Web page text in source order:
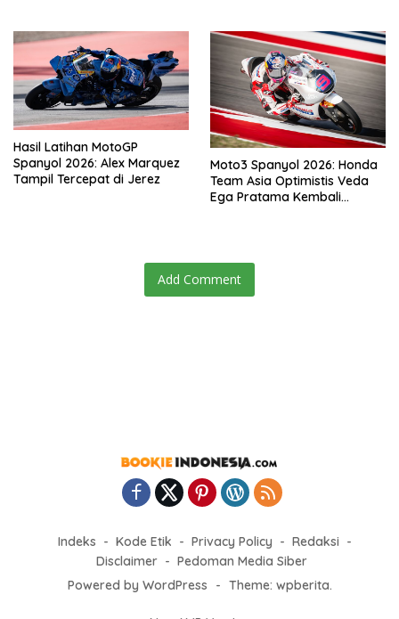
Hasil Latihan MotoGP
Spanyol 2026: Alex Marquez
Tampil Tercepat di Jerez
Moto3 Spanyol 2026: Honda
Team Asia Optimistis Veda
Ega Pratama Kembali
Add Comment
Indeks Kode Etik Privacy Policy
Redaksi
Disclaimer
Pedoman Media Siber
Powered by WordPress
- Theme: wpberita.